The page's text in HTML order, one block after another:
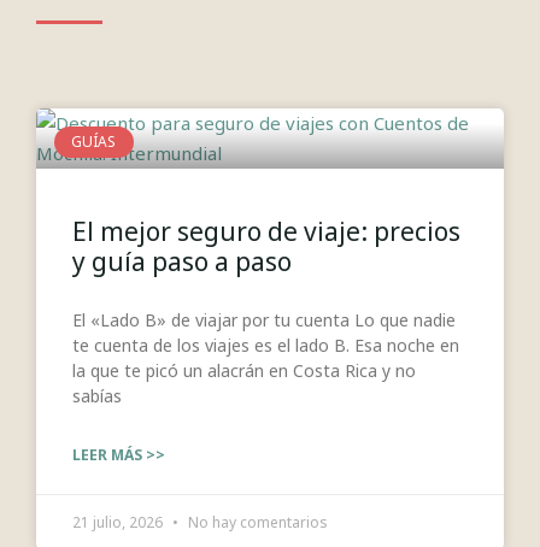
GUÍAS
El mejor seguro de viaje: precios
y guía paso a paso
El «Lado B» de viajar por tu cuenta Lo que nadie
te cuenta de los viajes es el lado B. Esa noche en
la que te picó un alacrán en Costa Rica y no
sabías
LEER MÁS >>
21 julio, 2026 No hay comentarios